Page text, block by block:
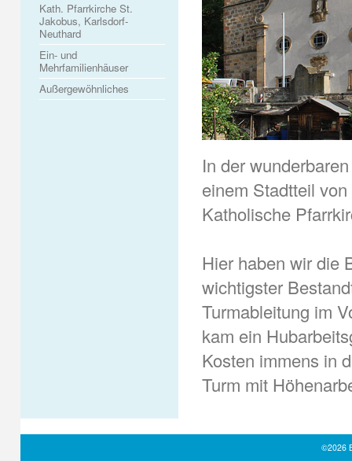
Kath. Pfarrkirche St.
Jakobus, Karlsdorf-
Neuthard
Ein- und
Mehrfamilienhäuser
Außergewöhnliches
In der
einem Stadtteil
Katholische
Hier haben wir die
wichtigster
Turmableitung im
kam ein
Kosten immens in
Turm mit
©2026